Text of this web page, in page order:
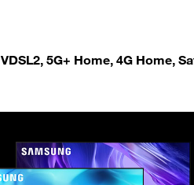
5G+ Home, 4G Home,